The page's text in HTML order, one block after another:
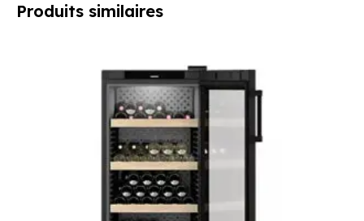
Produits similaires
initial
était :
1199,00 €.
actuel
est :
1029,00 €.